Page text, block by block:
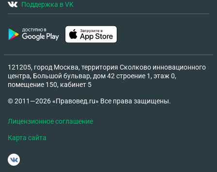
Поддержка в VK
121205, город Москва, территория Сколково инновационного
центра, Большой бульвар, дом 42 строение 1, этаж 0,
помещение 150, кабинет 5
© 2011—2026 «Правовед.ru» Все права защищены.
Лицензионное соглашение
Карта сайта